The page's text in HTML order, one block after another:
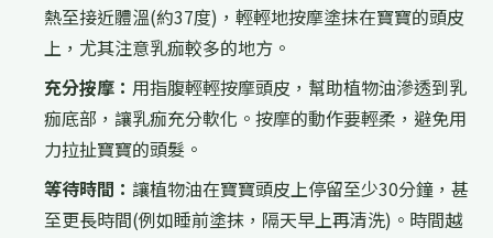
熱至接近體溫(約37度)，輕輕地按摩塗抹在寶寶的頭皮
上，尤其注意乳痂較多的地方。
充分按摩： 用指腹輕輕按摩頭皮，幫助植物油滲透到乳
痂底部，讓乳痂充分軟化。按摩的動作要輕柔，避免用
力拉扯寶寶的頭髮。
等待時間： 讓植物油在寶寶頭皮上停留至少30分鐘，甚
至更長時間(例如睡前塗抹，隔天早上再清洗)。時間越